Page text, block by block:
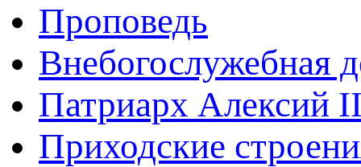
Проповедь
Внебогослужебная
Патриарх Алексий
Приходские